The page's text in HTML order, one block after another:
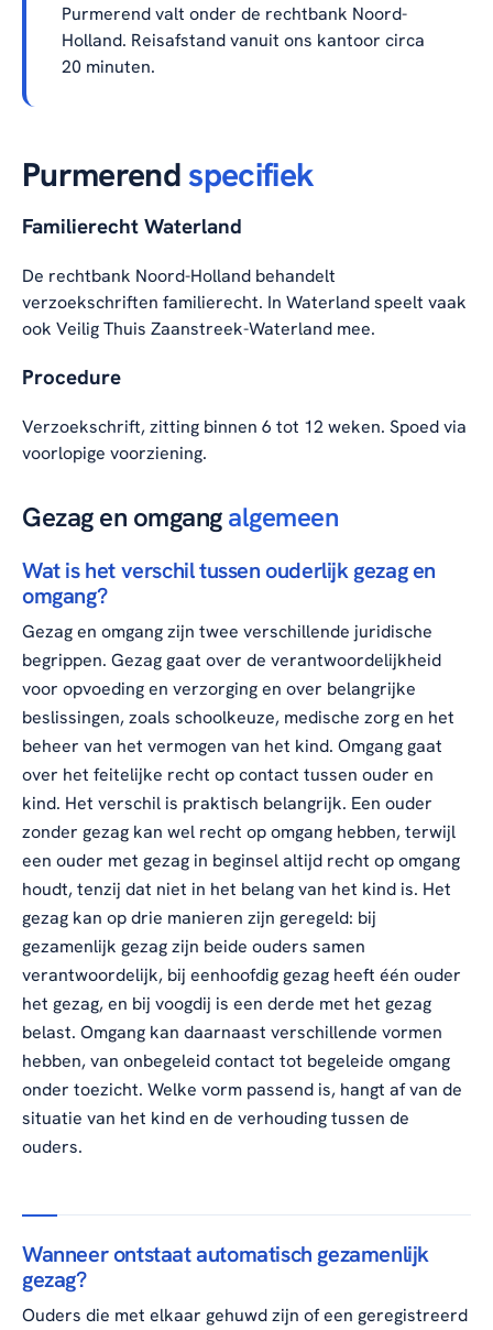
Purmerend valt onder de rechtbank Noord-
Holland. Reisafstand vanuit ons kantoor circa
20 minuten.
Purmerendspecifiek
Familierecht Waterland
De rechtbank Noord-Holland behandelt
verzoekschriften familierecht. In Waterland speelt vaak
ook Veilig Thuis Zaanstreek-Waterland mee.
Procedure
Verzoekschrift, zitting binnen 6 tot 12 weken. Spoed via
voorlopige voorziening.
Gezag en omgangalgemeen
Wat is het verschil tussen ouderlijk gezag en
omgang?
Gezag en omgang zijn twee verschillende juridische
begrippen. Gezag gaat over de verantwoordelijkheid
voor opvoeding en verzorging en over belangrijke
beslissingen, zoals schoolkeuze, medische zorg en het
beheer van het vermogen van het kind. Omgang gaat
over het feitelijke recht op contact tussen ouder en
kind. Het verschil is praktisch belangrijk. Een ouder
zonder gezag kan wel recht op omgang hebben, terwijl
een ouder met gezag in beginsel altijd recht op omgang
houdt, tenzij dat niet in het belang van het kind is. Het
gezag kan op drie manieren zijn geregeld: bij
gezamenlijk gezag zijn beide ouders samen
verantwoordelijk, bij eenhoofdig gezag heeft één ouder
het gezag, en bij voogdij is een derde met het gezag
belast. Omgang kan daarnaast verschillende vormen
hebben, van onbegeleid contact tot begeleide omgang
onder toezicht. Welke vorm passend is, hangt af van de
situatie van het kind en de verhouding tussen de
ouders.
Wanneer ontstaat automatisch gezamenlijk
gezag?
Ouders die met elkaar gehuwd zijn of een geregistreerd